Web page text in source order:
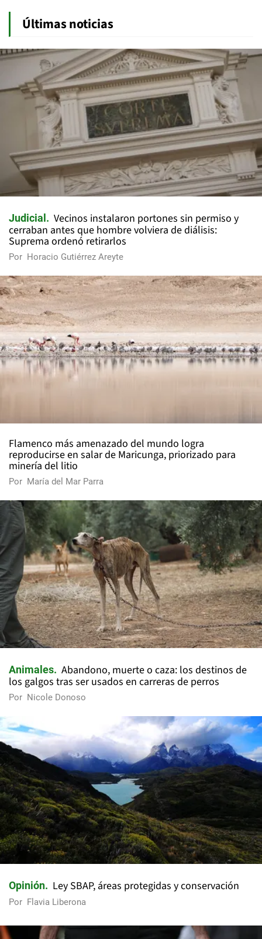
Últimas noticias
Judicial
Vecinos instalaron portones sin permiso y
cerraban antes que hombre volviera de diálisis:
Suprema ordenó retirarlos
Por Horacio Gutiérrez Areyte
Flamenco más amenazado del mundo logra
reproducirse en salar de Maricunga, priorizado para
minería del litio
Por María del Mar Parra
Animales
Abandono, muerte o caza: los destinos de
los galgos tras ser usados en carreras de perros
Por Nicole Donoso
Opinión Ley SBAP, áreas protegidas y conservación
Por Flavia Liberona